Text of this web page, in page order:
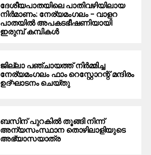
ദേശീയപാതയിലെ പാതിവഴിയിലായ
നിര്‍മാണം: നേര്യമംഗലം – വാളറ
പാതയില്‍ അപകടഭീഷണിയായി
ഇരുമ്പ് കമ്പികള്‍
ജില്ലാ പഞ്ചായത്ത് നിർമ്മിച്ച
നേര്യമംഗലം ഫാം റെസ്റ്റോറന്റ് മന്ദിരം
ഉദ്ഘാടനം ചെയ്തു
ബസിന് പുറകിൽ തൂങ്ങി നിന്ന്
അന്യസംസ്ഥാന തൊഴിലാളിയുടെ
അഭ്യാസയാത്ര